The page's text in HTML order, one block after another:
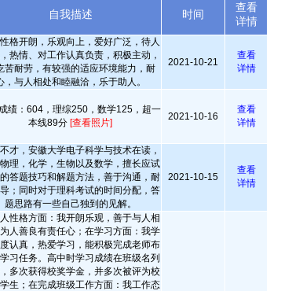
自我描述 时间
查看
详情
格开朗，乐观向上，爱好广泛，待人
热情、对工作认真负责，积极主动，
苦耐劳，有较强的适应环境能力，耐
，与人相处和睦融洽，乐于助人。
2021-10-21
查看
详情
绩：604，理综250，数学125，超一
本线89分 [查看照片]
2021-10-16
查看
详情
才，安徽大学电子科学与技术在读，
理，化学，生物以及数学，擅长应试
答题技巧和解题方法，善于沟通，耐
；同时对于理科考试的时间分配，答
题思路有一些自己独到的见解。
2021-10-15
查看
详情
性格方面：我开朗乐观，善于与人相
人善良有责任心；在学习方面：我学
认真，热爱学习，能积极完成老师布
习任务。高中时学习成绩在班级名列
多次获得校奖学金，并多次被评为校
生；在完成班级工作方面：我工作态